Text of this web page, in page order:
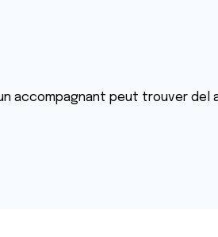
accompagnant peut trouver del